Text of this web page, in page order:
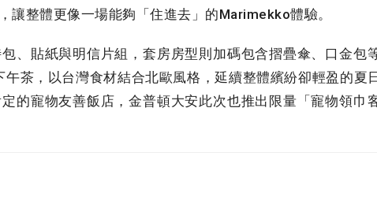
讓整體更像一場能夠「住進去」的Marimekko體驗。
、貼紙與明信片組，套房房型則加碼包含摺疊傘、口金包
茶，以台灣食材結合北歐風格，延續整體繽紛卻輕盈的夏
的寵物友善飯店，金普頓大安此次也推出限量「寵物領巾